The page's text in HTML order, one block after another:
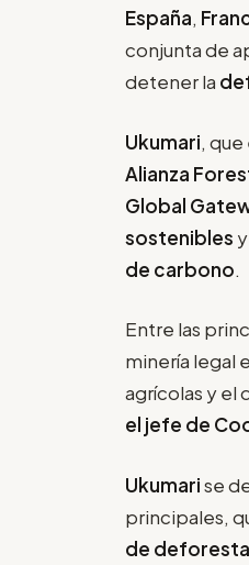
España,
conjunta de
detener la
Ukumari,
Alianza
Global
sostenibles y
de carbono.
Entre las
minería legal
agrícolas y el
el jefe de
Ukumarise
principales,
de